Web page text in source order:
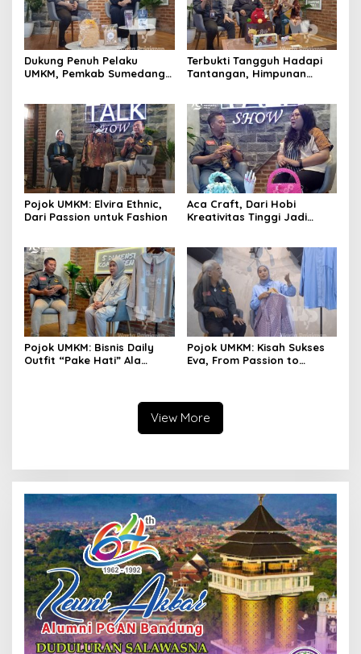
Dukung Penuh Pelaku
UMKM, Pemkab Sumedang
Terbukti Tangguh Hadapi
Tantangan, Himpunan
Pojok UMKM: Elvira Ethnic,
Dari Passion untuk Fashion
Aca Craft, Dari Hobi
Kreativitas Tinggi Jadi
Pojok UMKM: Bisnis Daily
Outfit “Pake Hati” Ala
Pojok UMKM: Kisah Sukses
Eva, From Passion to
View More